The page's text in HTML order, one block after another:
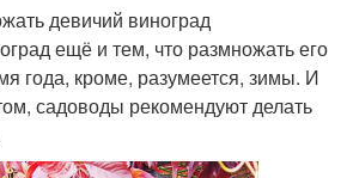
девичий виноград
ещё и тем, что размножать его
года, кроме, разумеется, зимы. И
садоводы рекомендуют делать